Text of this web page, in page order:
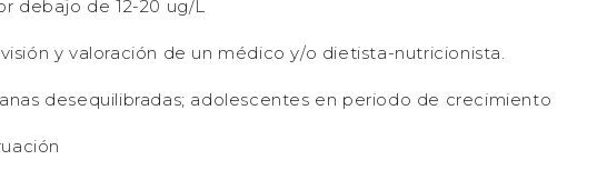
debajo de 12-20 ug/L
y valoración de un médico y/o dietista-nutricionista.
desequilibradas; adolescentes en periodo de crecimiento